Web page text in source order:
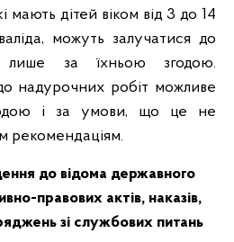
мають дітей віком від 3 до 14
можуть залучатися до
лише за їхньою згодою.
надурочних робіт можливе
і за умови, що це не
рекомендаціям.
до відома державного
правових актів, наказів,
зі службових питань